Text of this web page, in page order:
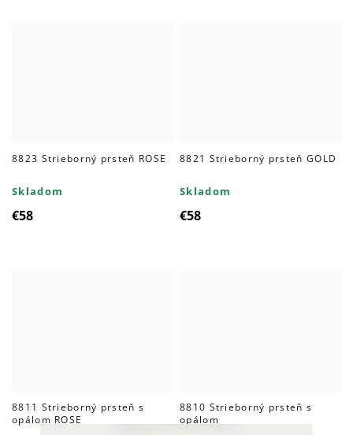
8823 Strieborný prsteň ROSE
Skladom
€58
8821 Strieborný prsteň GOLD
Skladom
€58
8811 Strieborný prsteň s
opálom ROSE
8810 Strieborný prsteň s
opálom